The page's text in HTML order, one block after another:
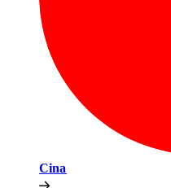
Cina​​